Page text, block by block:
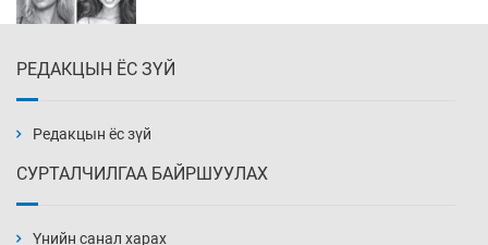
Уржигдар 14 цаг 00 мин
нэмэгджээ
РЕДАКЦЫН ЁС ЗҮЙ
Редакцын ёс зүй
СУРТАЛЧИЛГАА БАЙРШУУЛАХ
Үнийн санал харах